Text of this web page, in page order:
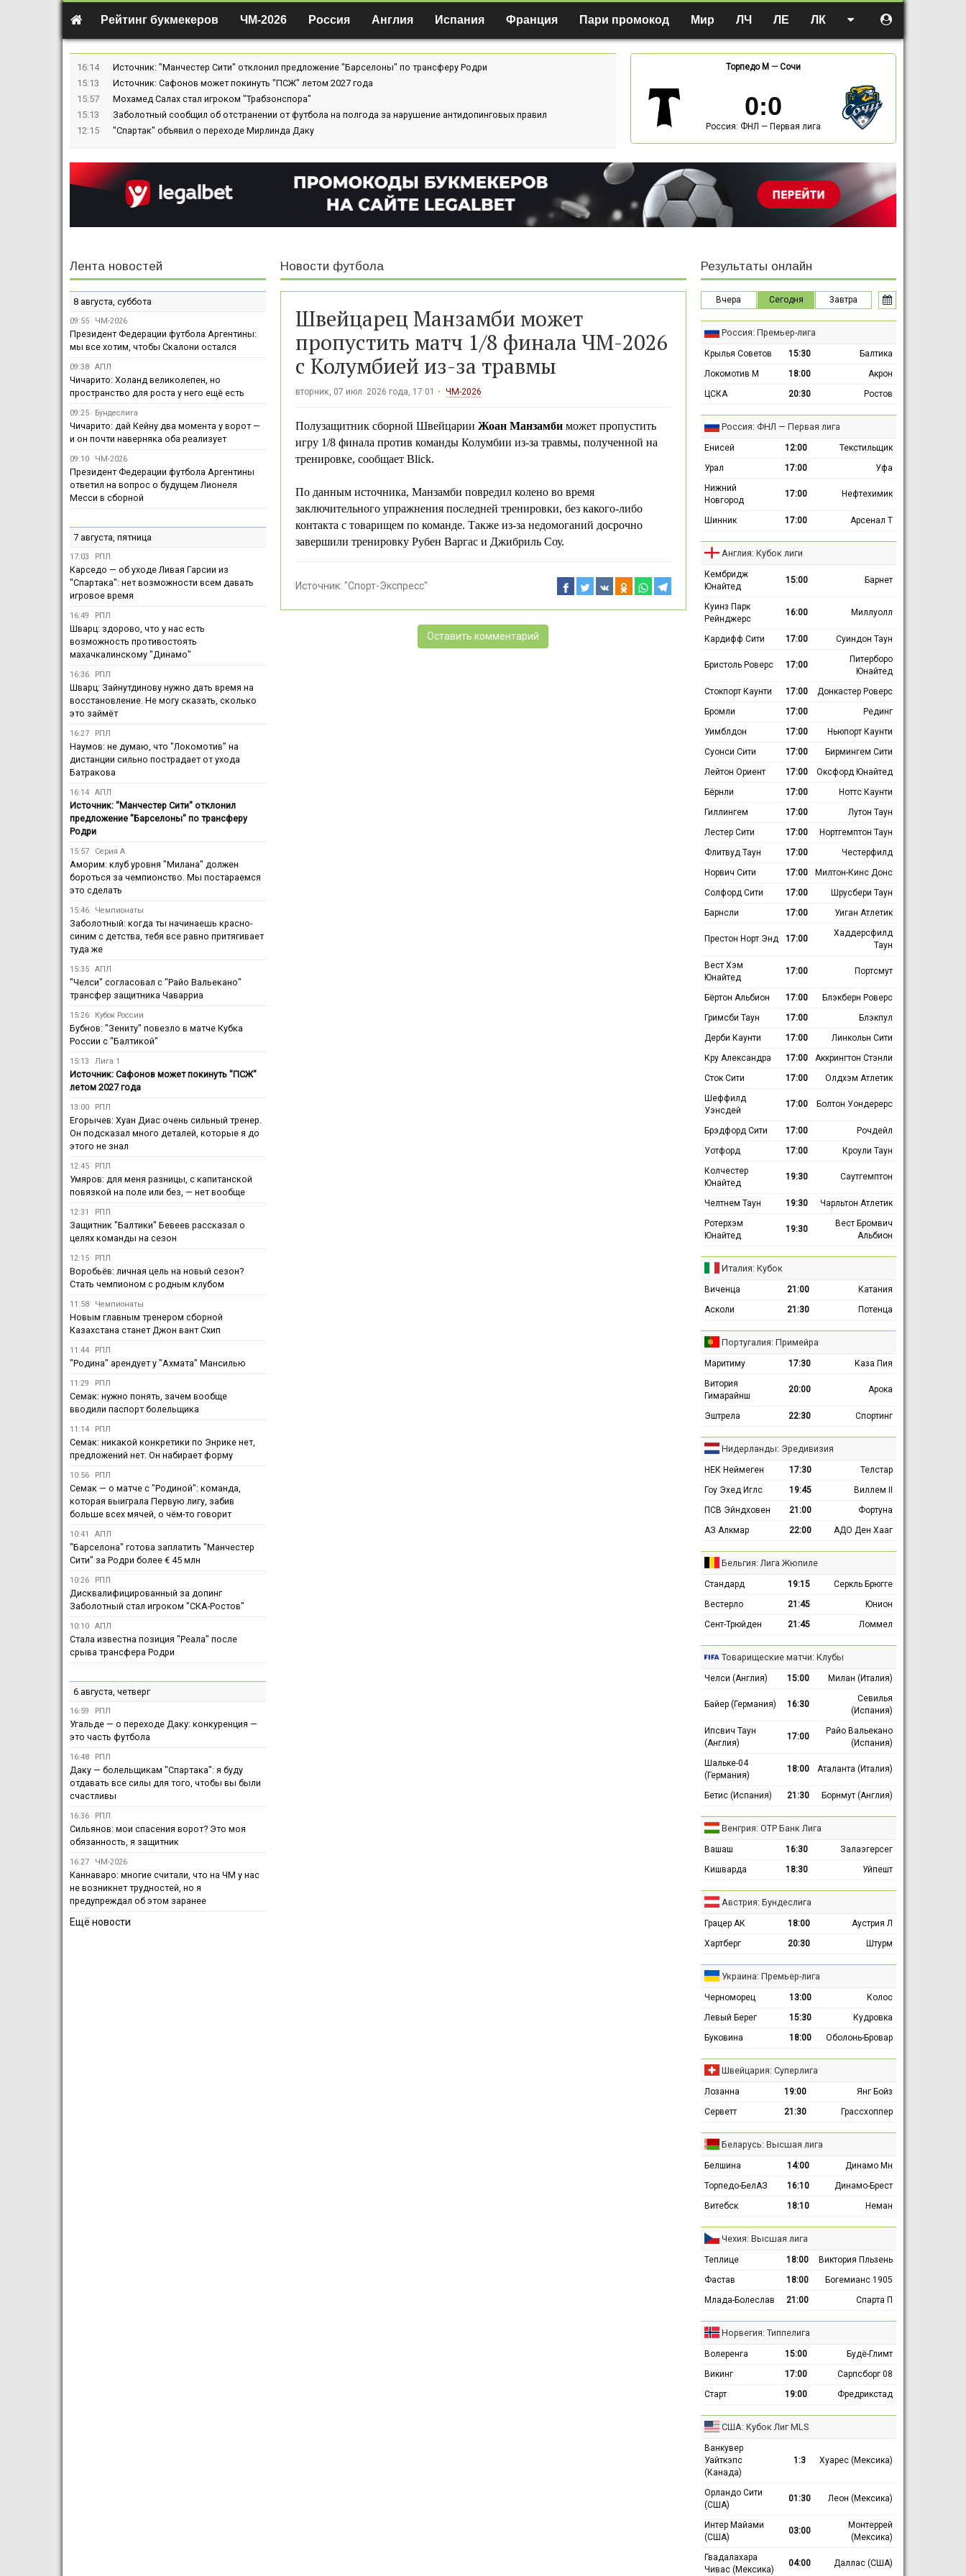
Рейтинг букмекеров ЧМ-2026 Россия Англия Испания Франция Пари промокод Мир ЛЧ ЛЕ ЛК
16:14
Источник: "Манчестер Сити" отклонил предложение "Барселоны" по трансферу Родри
15:13
Источник: Сафонов может покинуть "ПСЖ" летом 2027 года
15:57
Мохамед Салах стал игроком "Трабзонспора"
15:13
Заболотный сообщил об отстранении от футбола на полгода за нарушение антидопинговых правил
12:15
"Спартак" объявил о переходе Мирлинда Даку
Торпедо М — Сочи
0:0
Россия: ФНЛ — Первая лига
Новости футбола
Швейцарец Манзамби может
пропустить матч 1/8 финала ЧМ-2026
с Колумбией из-за травмы
вторник, 07 июл. 2026 года, 17:01 ЧМ-2026
Полузащитник сборной Швейцарии Жоан Манзамбиможет пропустить
игру 1/8 финала против команды Колумбии из-за травмы, полученной на
тренировке, сообщает Blick.
По данным источника, Манзамби повредил колено во время
заключительного упражнения последней тренировки, без какого-либо
контакта с товарищем по команде. Также из-за недомоганий досрочно
завершили тренировку Рубен Варгас и Джибриль Соу.
Источник: "Спорт-Экспресс"
Оставить комментарий
Лента новостей
8 августа, суббота
09:55 ЧМ-2026
Президент Федерации футбола Аргентины:
мы все хотим, чтобы Скалони остался
09:38 АПЛ
Чичарито: Холанд великолепен, но
пространство для роста у него ещё есть
09:25 Бундеслига
Чичарито: дай Кейну два момента у ворот —
и он почти наверняка оба реализует
09:10 ЧМ-2026
Президент Федерации футбола Аргентины
ответил на вопрос о будущем Лионеля
Месси в сборной
7 августа, пятница
17:03 РПЛ
Карседо — об уходе Ливая Гарсии из
"Спартака": нет возможности всем давать
игровое время
16:49 РПЛ
Шварц: здорово, что у нас есть
возможность противостоять
махачкалинскому "Динамо"
16:36 РПЛ
Шварц: Зайнутдинову нужно дать время на
восстановление. Не могу сказать, сколько
это займёт
16:27 РПЛ
Наумов: не думаю, что "Локомотив" на
дистанции сильно пострадает от ухода
Батракова
16:14 АПЛ
Источник: "Манчестер Сити" отклонил
предложение "Барселоны" по трансферу
Родри
15:57 Серия А
Аморим: клуб уровня "Милана" должен
бороться за чемпионство. Мы постараемся
это сделать
15:46 Чемпионаты
Заболотный: когда ты начинаешь красно-
синим с детства, тебя все равно притягивает
туда же
15:35 АПЛ
"Челси" согласовал с "Райо Вальекано"
трансфер защитника Чаварриа
15:26 Кубок России
Бубнов: "Зениту" повезло в матче Кубка
России с "Балтикой"
15:13 Лига 1
Источник: Сафонов может покинуть "ПСЖ"
летом 2027 года
13:00 РПЛ
Егорычев: Хуан Диас очень сильный тренер.
Он подсказал много деталей, которые я до
этого не знал
12:45 РПЛ
Умяров: для меня разницы, с капитанской
повязкой на поле или без, — нет вообще
12:31 РПЛ
Защитник "Балтики" Бевеев рассказал о
целях команды на сезон
12:15 РПЛ
Воробьёв: личная цель на новый сезон?
Стать чемпионом с родным клубом
11:58 Чемпионаты
Новым главным тренером сборной
Казахстана станет Джон вант Схип
11:44 РПЛ
"Родина" арендует у "Ахмата" Мансилью
11:29 РПЛ
Семак: нужно понять, зачем вообще
вводили паспорт болельщика
11:14 РПЛ
Семак: никакой конкретики по Энрике нет,
предложений нет. Он набирает форму
10:56 РПЛ
Семак — о матче с "Родиной": команда,
которая выиграла Первую лигу, забив
больше всех мячей, о чём-то говорит
10:41 АПЛ
"Барселона" готова заплатить "Манчестер
Сити" за Родри более € 45 млн
10:26 РПЛ
Дисквалифицированный за допинг
Заболотный стал игроком "СКА-Ростов"
10:10 АПЛ
Стала известна позиция "Реала" после
срыва трансфера Родри
6 августа, четверг
16:59 РПЛ
Угальде — о переходе Даку: конкуренция —
это часть футбола
16:48 РПЛ
Даку — болельщикам "Спартака": я буду
отдавать все силы для того, чтобы вы были
счастливы
16:36 РПЛ
Сильянов: мои спасения ворот? Это моя
обязанность, я защитник
16:27 ЧМ-2026
Каннаваро: многие считали, что на ЧМ у нас
не возникнет трудностей, но я
предупреждал об этом заранее
Ещё новости
Результаты онлайн
Вчера Сегодня Завтра
Россия: Премьер-лига
Крылья Советов 15:30
Балтика
Локомотив М
18:00
Акрон
ЦСКА
20:30 Ростов
Россия: ФНЛ — Первая лига
Енисей 12:00
Текстильщик
Урал
17:00
Уфа
Нижний
Новгород
17:00 Нефтехимик
Шинник 17:00 Арсенал Т
Англия: Кубок лиги
Кембридж
Юнайтед
15:00 Барнет
Куинз Парк
Рейнджерс
16:00 Миллуолл
Кардифф Сити 17:00 Суиндон Таун
Бристоль Роверс 17:00
Питерборо
Юнайтед
Стокпорт Каунти
17:00
Донкастер Роверс
Бромли
17:00
Рединг
Уимблдон
17:00
Ньюпорт Каунти
Суонси Сити
17:00
Бирмингем Сити
Лейтон Ориент
17:00
Оксфорд Юнайтед
Бёрнли
17:00
Ноттс Каунти
Гиллингем
17:00
Лутон Таун
Лестер Сити
17:00
Нортгемптон Таун
Флитвуд Таун
17:00
Честерфилд
Норвич Сити
17:00
Милтон-Кинс Донс
Солфорд Сити
17:00
Шрусбери Таун
Барнсли
17:00 Уиган Атлетик
Престон Норт Энд 17:00
Хаддерсфилд
Таун
Вест Хэм
Юнайтед
17:00 Портсмут
Бёртон Альбион 17:00
Блэкберн Роверс
Гримсби Таун
17:00
Блэкпул
Дерби Каунти
17:00
Линкольн Сити
Кру Александра
17:00
Аккрингтон Стэнли
Сток Сити
17:00
Олдхэм Атлетик
Шеффилд
Уэнсдей
17:00 Болтон Уондерерс
Брэдфорд Сити 17:00
Рочдейл
Уотфорд
17:00
Кроули Таун
Колчестер
Юнайтед
19:30 Саутгемптон
Челтнем Таун 19:30
Чарльтон Атлетик
Ротерхэм
Юнайтед
19:30
Вест Бромвич
Альбион
Италия: Кубок
Виченца 21:00
Катания
Асколи
21:30 Потенца
Португалия: Примейра
Маритиму 17:30
Каза Пия
Витория
Гимарайнш
20:00 Арока
Эштрела 22:30 Спортинг
Нидерланды: Эредивизия
НЕК Неймеген 17:30
Телстар
Гоу Эхед Иглс
19:45
Виллем II
ПСВ Эйндховен
21:00
Фортуна
АЗ Алкмар
22:00 АДО Ден Хааг
Бельгия: Лига Жюпиле
Стандард 19:15
Серкль Брюгге
Вестерло
21:45
Юнион
Сент-Трюйден
21:45 Ломмел
Товарищеские матчи: Клубы
Челси (Англия) 15:00 Милан (Италия)
Байер (Германия) 16:30
Севилья
(Испания)
Ипсвич Таун
(Англия)
17:00
Райо Вальекано
(Испания)
Шальке-04
(Германия)
18:00 Аталанта (Италия)
Бетис (Испания) 21:30 Борнмут (Англия)
Венгрия: ОТР Банк Лига
Вашаш 16:30
Залаэгерсег
Кишварда
18:30 Уйпешт
Австрия: Бундеслига
Грацер АК 18:00
Аустрия Л
Хартберг
20:30 Штурм
Украина: Премьер-лига
Черноморец 13:00
Колос
Левый Берег
15:30
Кудровка
Буковина
18:00 Оболонь-Бровар
Швейцария: Суперлига
Лозанна 19:00
Янг Бойз
Серветт
21:30 Грассхоппер
Беларусь: Высшая лига
Белшина 14:00
Динамо Мн
Торпедо-БелАЗ
16:10
Динамо-Брест
Витебск
18:10 Неман
Чехия: Высшая лига
Теплице 18:00
Виктория Пльзень
Фастав
18:00
Богемианс 1905
Млада-Болеслав
21:00 Спарта П
Норвегия: Типпелига
Волеренга 15:00
Будё-Глимт
Викинг
17:00
Сарпсборг 08
Старт
19:00 Фредрикстад
США: Кубок Лиг MLS
Ванкувер
Уайткэпс
(Канада)
1:3 Хуарес (Мексика)
Орландо Сити
(США)
01:30 Леон (Мексика)
Интер Майами
(США)
03:00
Монтеррей
(Мексика)
Гвадалахара
Чивас (Мексика)
04:00 Даллас (США)